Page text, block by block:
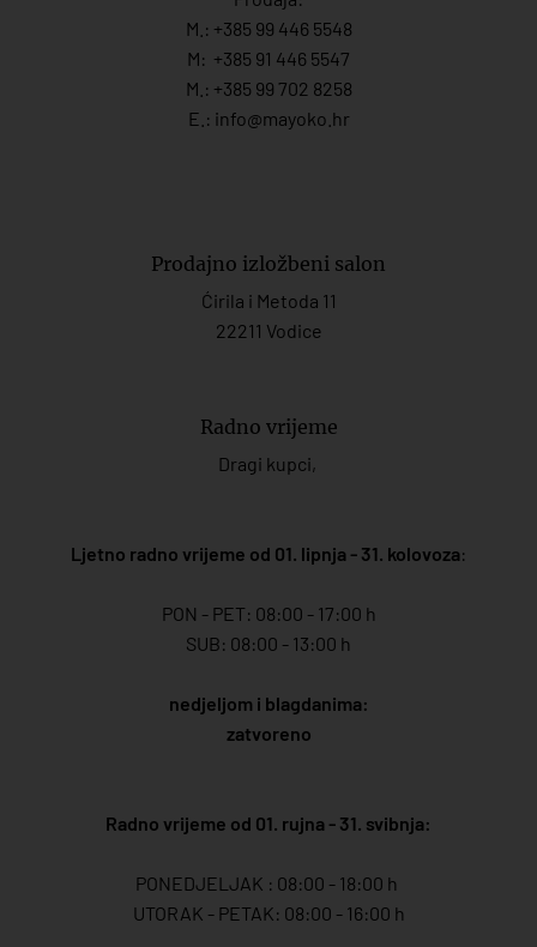
M.: +385 99 446 5548
M: +385 91 446 5547
M.: +385 99 702 8258
E.: info@mayoko. hr
Prodajno izložbeni salon
Ćirila i Metoda 11
22211 Vodice
Radno vrijeme
Dragi kupci,
Ljetno radno vrijeme od 01. lipnja - 31. kolovoza:
PON - PET: 08:00 - 17:00 h
SUB: 08:00 - 13:00 h
nedjeljom i blagdanima:
zatvoreno
Radno vrijeme od 01. rujna - 31. svibnja:
PONEDJELJAK : 08:00 - 18:00 h
UTORAK - PETAK: 08:00 - 16:00 h